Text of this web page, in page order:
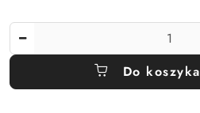
Do koszyka